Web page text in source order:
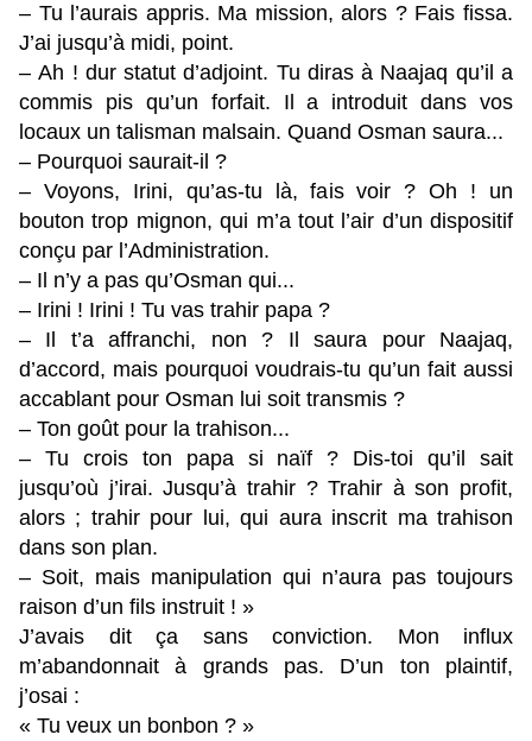
– Tu l’aurais appris. Ma mission, alors ? Fais fissa.
J’ai jusqu’à midi, point.
– Ah ! dur statut d’adjoint. Tu diras à Naajaq qu’il a
commis pis qu’un forfait. Il a introduit dans vos
locaux un talisman malsain. Quand Osman saura...
– Pourquoi saurait-il ?
– Voyons, Irini, qu’as-tu là, fais voir ? Oh ! un
bouton trop mignon, qui m’a tout l’air d’un dispositif
conçu par l’Administration.
– Il n’y a pas qu’Osman qui...
– Irini ! Irini ! Tu vas trahir papa ?
– Il t’a affranchi, non ? Il saura pour Naajaq,
d’accord, mais pourquoi voudrais-tu qu’un fait aussi
accablant pour Osman lui soit transmis ?
– Ton goût pour la trahison...
– Tu crois ton papa si naïf ? Dis-toi qu’il sait
jusqu’où j’irai. Jusqu’à trahir ? Trahir à son profit,
alors ; trahir pour lui, qui aura inscrit ma trahison
dans son plan.
– Soit, mais manipulation qui n’aura pas toujours
raison d’un fils instruit ! »
J’avais dit ça sans conviction. Mon influx
m’abandonnait à grands pas. D’un ton plaintif,
j’osai :
« Tu veux un bonbon ? »